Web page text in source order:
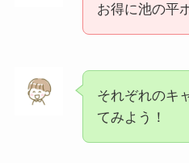
お得に池の平
それぞれのキ
てみよう！